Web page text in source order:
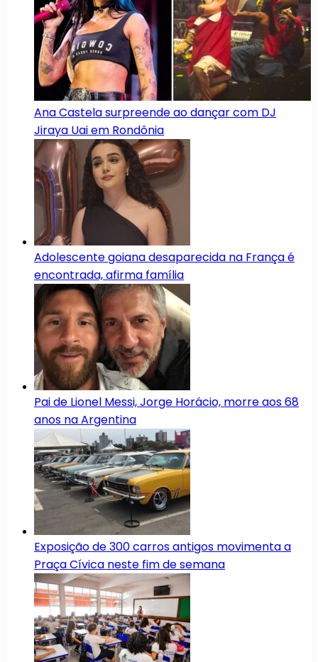
Ana Castela surpreende ao dançar com DJ
Jiraya Uai em Rondônia
Adolescente goiana desaparecida na França é
encontrada, afirma família
Pai de Lionel Messi, Jorge Horácio, morre aos 68
anos na Argentina
Exposição de 300 carros antigos movimenta a
Praça Cívica neste fim de semana